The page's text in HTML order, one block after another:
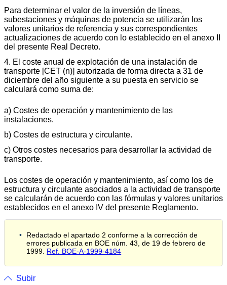
Para determinar el valor de la inversión de líneas,
subestaciones y máquinas de potencia se utilizarán los
valores unitarios de referencia y sus correspondientes
actualizaciones de acuerdo con lo establecido en el anexo II
del presente Real Decreto.
4. El coste anual de explotación de una instalación de
transporte [CET (n)] autorizada de forma directa a 31 de
diciembre del año siguiente a su puesta en servicio se
calculará como suma de:
a) Costes de operación y mantenimiento de las
instalaciones.
b) Costes de estructura y circulante.
c) Otros costes necesarios para desarrollar la actividad de
transporte.
Los costes de operación y mantenimiento, así como los de
estructura y circulante asociados a la actividad de transporte
se calcularán de acuerdo con las fórmulas y valores unitarios
establecidos en el anexo IV del presente Reglamento.
Redactado el apartado 2 conforme a la corrección de
errores publicada en BOE núm. 43, de 19 de febrero de
1999. Ref. BOE-A-1999-4184
Subir